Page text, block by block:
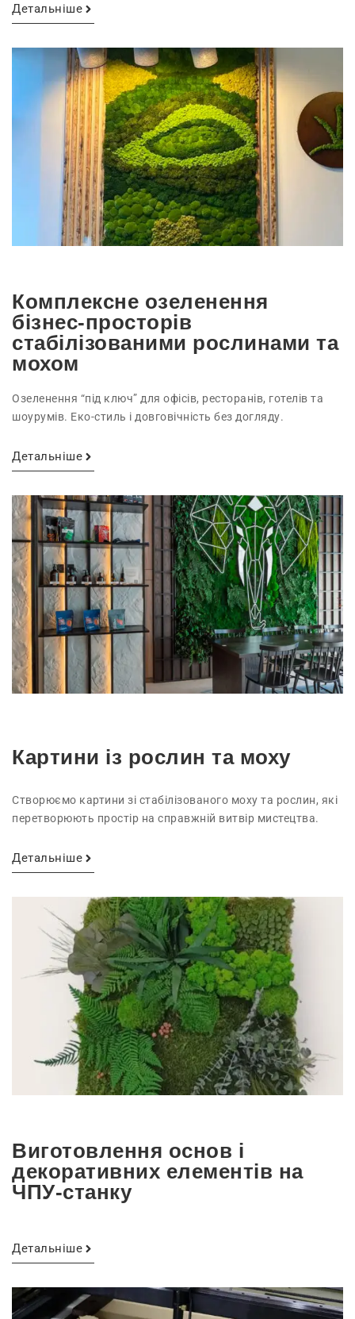
Детальніше
Комплексне озеленення
бізнес-просторів
стабілізованими рослинами та
мохом
Озеленення “під ключ” для офісів, ресторанів, готелів та
шоурумів. Еко-стиль і довговічність без догляду.
Детальніше
Картини із рослин та моху
Створюємо картини зі стабілізованого моху та рослин, які
перетворюють простір на справжній витвір мистецтва.
Детальніше
Виготовлення основ і
декоративних елементів на
ЧПУ-станку
Детальніше